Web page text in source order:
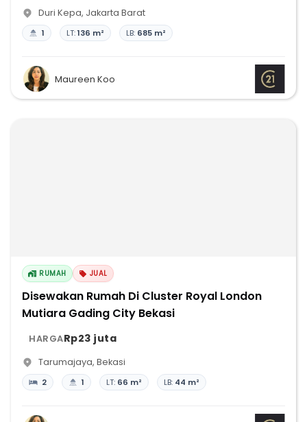
Duri Kepa, Jakarta Barat
1 LT:136 m² LB: 685 m²
Maureen Koo
RUMAH JUAL
Disewakan Rumah Di Cluster Royal London
Mutiara Gading City Bekasi
HARGARp23 juta
Tarumajaya, Bekasi
2 1 LT: 66 m² LB: 44 m²